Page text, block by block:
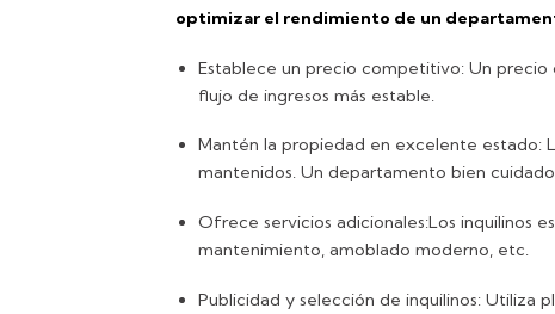
optimizar el rendimiento de un
Establece un precio competitivo: Un
flujo de ingresos más estable.
Mantén la propiedad en excelente estado:
mantenidos. Un departamento bien
Ofrece servicios adicionales:Los inquilinos
mantenimiento, amoblado moderno, etc.
Publicidad y selección de inquilinos: Utiliza